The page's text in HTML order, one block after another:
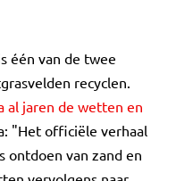
één van de twee
recyclen.
al jaren de wetten en
"Het officiële verhaal
ontdoen van zand en